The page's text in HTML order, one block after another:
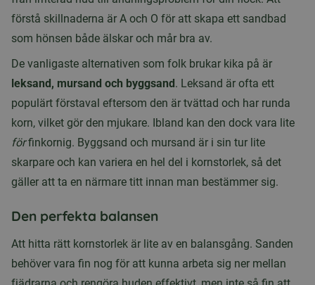
förstå skillnaderna är A och O för att skapa ett sandbad
som hönsen både älskar och mår bra av.
De vanligaste alternativen som folk brukar kika på är
leksand, mursand och byggsand. Leksand är ofta ett
populärt förstaval eftersom den är tvättad och har runda
korn, vilket gör den mjukare. Ibland kan den dock vara lite
förfinkornig. Byggsand och mursand är i sin tur lite
skarpare och kan variera en hel del i kornstorlek, så det
gäller att ta en närmare titt innan man bestämmer sig.
Den perfekta balansen
Att hitta rätt kornstorlek är lite av en balansgång. Sanden
behöver vara fin nog för att kunna arbeta sig ner mellan